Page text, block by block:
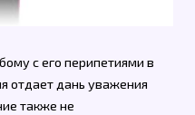
с его перипетиями в
отдает дань уважения
также не